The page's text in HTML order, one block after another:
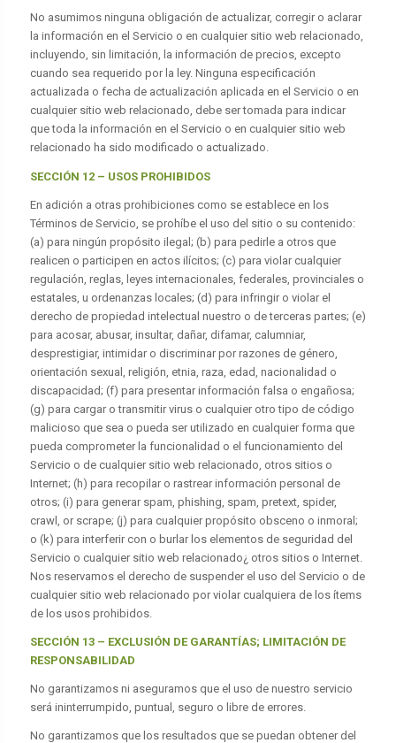
No asumimos ninguna obligación de actualizar, corregir o aclarar
la información en el Servicio o en cualquier sitio web relacionado,
incluyendo, sin limitación, la información de precios, excepto
cuando sea requerido por la ley. Ninguna especificación
actualizada o fecha de actualización aplicada en el Servicio o en
cualquier sitio web relacionado, debe ser tomada para indicar
que toda la información en el Servicio o en cualquier sitio web
relacionado ha sido modificado o actualizado.
SECCIÓN 12 – USOS PROHIBIDOS
En adición a otras prohibiciones como se establece en los
Términos de Servicio, se prohíbe el uso del sitio o su contenido:
(a) para ningún propósito ilegal; (b) para pedirle a otros que
realicen o participen en actos ilícitos; (c) para violar cualquier
regulación, reglas, leyes internacionales, federales, provinciales o
estatales, u ordenanzas locales; (d) para infringir o violar el
derecho de propiedad intelectual nuestro o de terceras partes; (e)
para acosar, abusar, insultar, dañar, difamar, calumniar,
desprestigiar, intimidar o discriminar por razones de género,
orientación sexual, religión, etnia, raza, edad, nacionalidad o
discapacidad; (f) para presentar información falsa o engañosa;
(g) para cargar o transmitir virus o cualquier otro tipo de código
malicioso que sea o pueda ser utilizado en cualquier forma que
pueda comprometer la funcionalidad o el funcionamiento del
Servicio o de cualquier sitio web relacionado, otros sitios o
Internet; (h) para recopilar o rastrear información personal de
otros; (i) para generar spam, phishing, spam, pretext, spider,
crawl, or scrape; (j) para cualquier propósito obsceno o inmoral;
o (k) para interferir con o burlar los elementos de seguridad del
Servicio o cualquier sitio web relacionado¿ otros sitios o Internet.
Nos reservamos el derecho de suspender el uso del Servicio o de
cualquier sitio web relacionado por violar cualquiera de los ítems
de los usos prohibidos.
SECCIÓN 13 – EXCLUSIÓN DE GARANTÍAS; LIMITACIÓN DE
RESPONSABILIDAD
No garantizamos ni aseguramos que el uso de nuestro servicio
será ininterrumpido, puntual, seguro o libre de errores.
No garantizamos que los resultados que se puedan obtener del